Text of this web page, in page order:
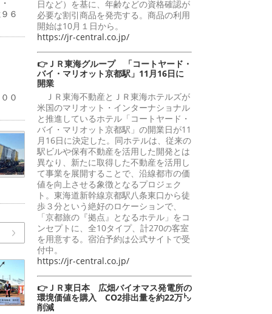
６
０
日など）を基に、年齢などの資格確認が
必要な割引商品を発売する。商品の利用
開始は10月１日から。
https://jr-central.co.jp/
👉ＪＲ東海グループ 「コートヤード・
バイ・マリオット京都駅」11月16日に
開業
ＪＲ東海不動産とＪＲ東海ホテルズが
米国のマリオット・インターナショナル
と推進しているホテル「コートヤード・
バイ・マリオット京都駅」の開業日が11
月16日に決定した。同ホテルは、従来の
駅ビルや保有不動産を活用した開発とは
異なり、新たに取得した不動産を活用し
て事業を展開することで、沿線都市の価
値を向上させる象徴となるプロジェク
ト。東海道新幹線京都駅八条東口から徒
歩３分という絶好のロケーションで、
「京都旅の『拠点』となるホテル」をコ
ンセプトに、全10タイプ、計270の客室
を用意する。宿泊予約は公式サイトで受
付中。
https://jr-central.co.jp/
👉ＪＲ東日本 広畑バイオマス発電所の
環境価値を購入 CO2排出量を約22万㌧
削減